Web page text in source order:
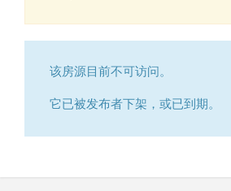
该房源目前不可访问。
它已被发布者下架，或已到期。